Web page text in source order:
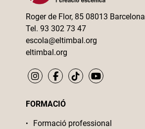
Roger de Flor, 85 08013 Barcelona
Tel. 93 302 73 47
escola@eltimbal.org
eltimbal.org
FORMACIÓ
Formació professional